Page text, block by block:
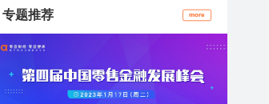
专题推荐 more